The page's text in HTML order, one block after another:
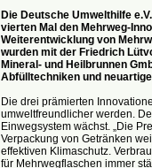
Die Deutsche Umwelthilfe
vierten Mal den Mehrweg-
Weiterentwicklung von
wurden mit der Friedrich
Mineral- und Heilbrunnen
Abfülltechniken und
Die drei prämierten
umweltfreundlicher werden.
Einwegsystem wächst. „Die
Verpackung von Getränken
effektiven Klimaschutz.
für Mehrwegflaschen immer